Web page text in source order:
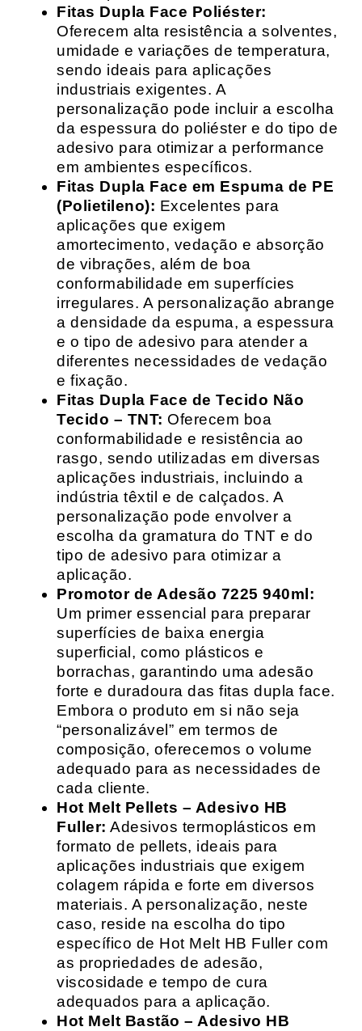
Fitas Dupla Face Poliéster:
Oferecem alta resistência a solventes,
umidade e variações de temperatura,
sendo ideais para aplicações
industriais exigentes. A
personalização pode incluir a escolha
da espessura do poliéster e do tipo de
adesivo para otimizar a performance
em ambientes específicos.
Fitas Dupla Face em Espuma de PE
(Polietileno): Excelentes para
aplicações que exigem
amortecimento, vedação e absorção
de vibrações, além de boa
conformabilidade em superfícies
irregulares. A personalização abrange
a densidade da espuma, a espessura
e o tipo de adesivo para atender a
diferentes necessidades de vedação
e fixação.
Fitas Dupla Face de Tecido Não
Tecido – TNT: Oferecem boa
conformabilidade e resistência ao
rasgo, sendo utilizadas em diversas
aplicações industriais, incluindo a
indústria têxtil e de calçados. A
personalização pode envolver a
escolha da gramatura do TNT e do
tipo de adesivo para otimizar a
aplicação.
Promotor de Adesão 7225 940ml:
Um primer essencial para preparar
superfícies de baixa energia
superficial, como plásticos e
borrachas, garantindo uma adesão
forte e duradoura das fitas dupla face.
Embora o produto em si não seja
“personalizável” em termos de
composição, oferecemos o volume
adequado para as necessidades de
cada cliente.
Hot Melt Pellets – Adesivo HB
Fuller: Adesivos termoplásticos em
formato de pellets, ideais para
aplicações industriais que exigem
colagem rápida e forte em diversos
materiais. A personalização, neste
caso, reside na escolha do tipo
específico de Hot Melt HB Fuller com
as propriedades de adesão,
viscosidade e tempo de cura
adequados para a aplicação.
Hot Melt Bastão – Adesivo HB